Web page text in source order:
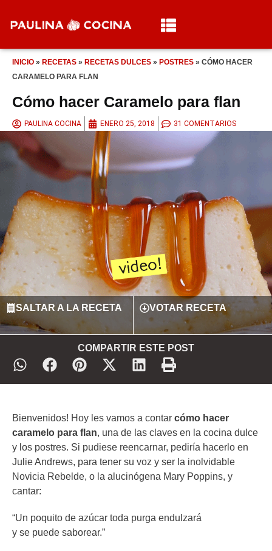
INICIO » RECETAS » RECETAS DULCES » POSTRES » CÓMO HACER
CARAMELO PARA FLAN
Cómo hacer Caramelo para flan
PAULINA COCINA ENERO 25, 2018 31 COMENTARIOS
SALTAR A LA RECETA VOTAR RECETA
COMPARTIR ESTE POST
Bienvenidos! Hoy les vamos a contar cómo hacer
caramelo para flan, una de las claves en la cocina dulce
y los postres. Si pudiese reencarnar, pediría hacerlo en
Julie Andrews, para tener su voz y ser la inolvidable
Novicia Rebelde, o la alucinógena Mary Poppins, y
cantar:
“Un poquito de azúcar toda purga endulzará
y se puede saborear.”